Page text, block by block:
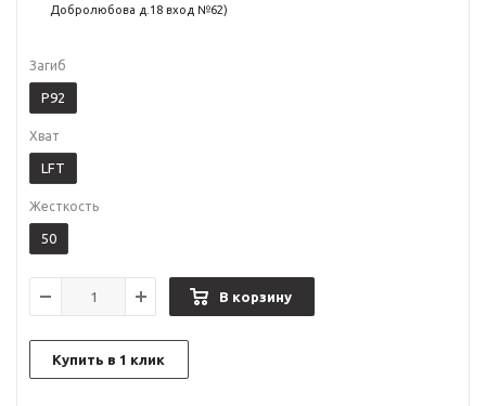
Добролюбова д.18 вход №62)
Загиб
P92
Хват
LFT
Жесткость
50
В корзину
Купить в 1 клик